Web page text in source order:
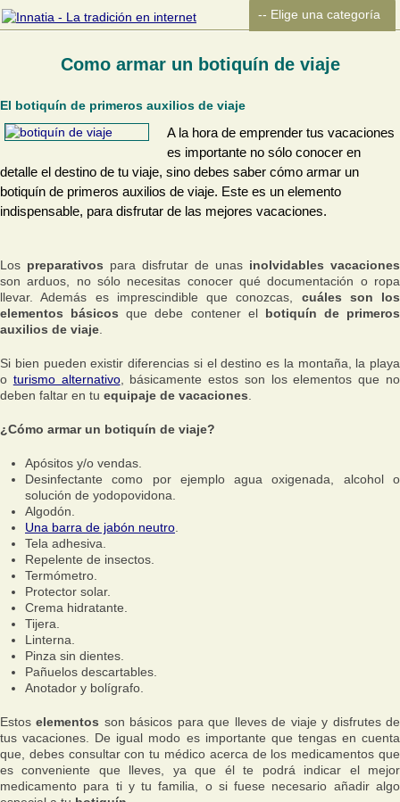
Como armar un botiquín de viaje
El botiquín de primeros auxilios de viaje
A la hora de emprender tus vacaciones
es importante no sólo conocer en
detalle el destino de tu viaje, sino debes saber cómo armar un
botiquín de primeros auxilios de viaje. Este es un elemento
indispensable, para disfrutar de las mejores vacaciones.
Los preparativos para disfrutar de unas inolvidables vacaciones
son arduos, no sólo necesitas conocer qué documentación o ropa
llevar. Además es imprescindible que conozcas, cuáles son los
elementos básicos que debe contener el botiquín de primeros
auxilios de viaje
Si bien pueden existir diferencias si el destino es la montaña, la playa
o turismo alternativo, básicamente estos son los elementos que no
deben faltar en tu equipaje de vacaciones
¿Cómo armar un botiquín de viaje?
Apósitos y/o vendas.
Desinfectante como por ejemplo agua oxigenada, alcohol o
solución de yodopovidona.
Algodón.
Una barra de jabón neutro
Tela adhesiva.
Repelente de insectos.
Termómetro.
Protector solar.
Crema hidratante.
Tijera.
Linterna.
Pinza sin dientes.
Pañuelos descartables.
Anotador y bolígrafo.
Estoselementos son básicos para que lleves de viaje y disfrutes de
tus vacaciones. De igual modo es importante que tengas en cuenta
que, debes consultar con tu médico acerca de los medicamentos que
es conveniente que lleves, ya que él te podrá indicar el mejor
medicamento para ti y tu familia, o si fuese necesario añadir algo